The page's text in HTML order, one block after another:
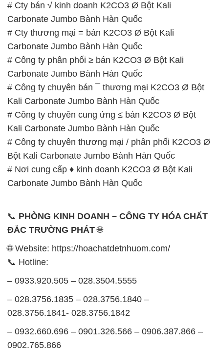
# Cty bán √ kinh doanh K2CO3 Ø Bột Kali
Carbonate Jumbo Bành Hàn Quốc
# Cty thương mại = bán K2CO3 Ø Bột Kali
Carbonate Jumbo Bành Hàn Quốc
# Công ty phân phối ≥ bán K2CO3 Ø Bột Kali
Carbonate Jumbo Bành Hàn Quốc
# Công ty chuyên bán ¯ thương mại K2CO3 Ø Bột
Kali Carbonate Jumbo Bành Hàn Quốc
# Công ty chuyên cung ứng ≤ bán K2CO3 Ø Bột
Kali Carbonate Jumbo Bành Hàn Quốc
# Công ty chuyên thương mại / phân phối K2CO3 Ø
Bột Kali Carbonate Jumbo Bành Hàn Quốc
# Nơi cung cấp ♦ kinh doanh K2CO3 Ø Bột Kali
Carbonate Jumbo Bành Hàn Quốc
📞 PHÒNG KINH DOANH – CÔNG TY HÓA CHẤT
ĐẮC TRƯỜNG PHÁT🌐
🌐 Website: https://hoachatdetnhuom.com/
📞 Hotline:
– 0933.920.505 – 028.3504.5555
– 028.3756.1835 – 028.3756.1840 –
028.3756.1841- 028.3756.1842
– 0932.660.696 – 0901.326.566 – 0906.387.866 –
0902.765.866